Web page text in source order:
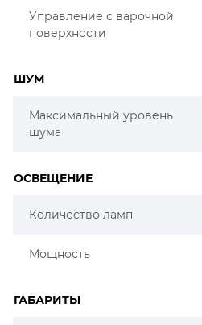
Управление с варочной
поверхности
ШУМ
Максимальный уровень
шума
ОСВЕЩЕНИЕ
Количество ламп
Мощность
ГАБАРИТЫ